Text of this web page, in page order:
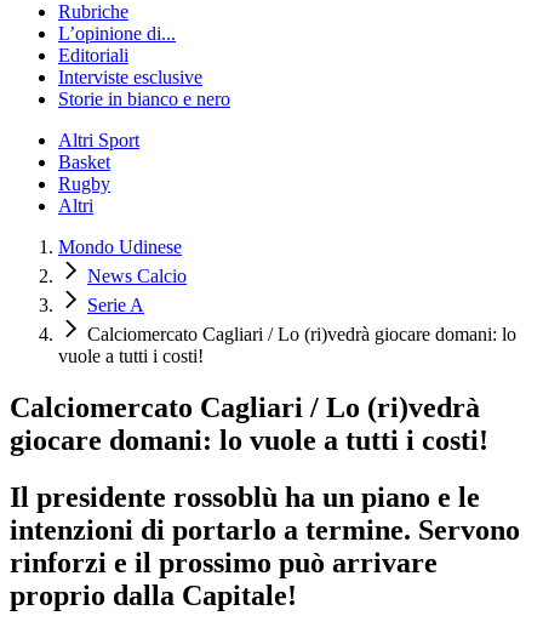
Rubriche
L’opinione di...
Editoriali
Interviste esclusive
Storie in bianco e nero
Altri Sport
Basket
Rugby
Altri
Mondo Udinese
News Calcio
Serie A
Calciomercato Cagliari / Lo (ri)vedrà giocare domani: lo
vuole a tutti i costi!
Calciomercato Cagliari / Lo (ri)vedrà
giocare domani: lo vuole a tutti i costi!
Il presidente rossoblù ha un piano e le
intenzioni di portarlo a termine. Servono
rinforzi e il prossimo può arrivare
proprio dalla Capitale!